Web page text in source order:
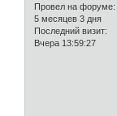
Провел на форуме:
5 месяцев 3 дня
Последний визит:
Вчера 13:59:27